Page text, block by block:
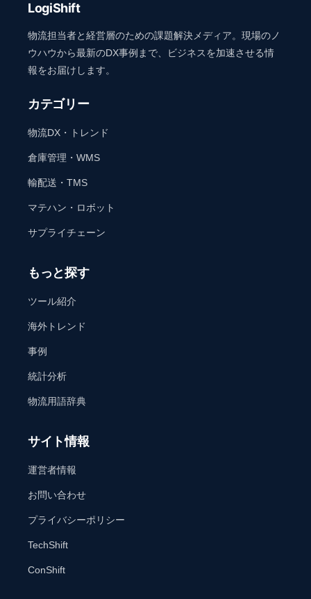
LogiShift
物流担当者と経営層のための課題解決メディア。現場のノ
ウハウから最新のDX事例まで、ビジネスを加速させる情
報をお届けします。
カテゴリー
物流DX・トレンド
倉庫管理・WMS
輸配送・TMS
マテハン・ロボット
サプライチェーン
もっと探す
ツール紹介
海外トレンド
事例
統計分析
物流用語辞典
サイト情報
運営者情報
お問い合わせ
プライバシーポリシー
TechShift
ConShift